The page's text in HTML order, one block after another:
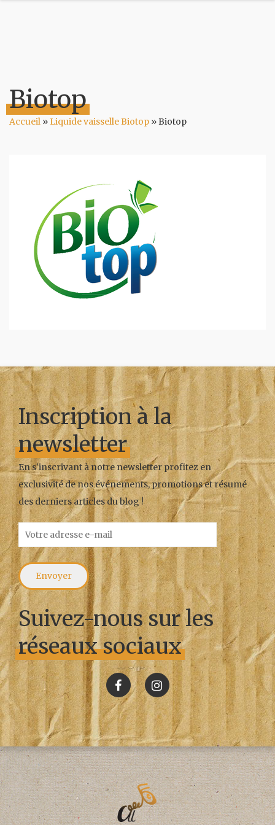
Biotop
Accueil » Liquide vaisselle Biotop »Biotop
Inscription à la
newsletter
En s'inscrivant à notre newsletter profitez en
exclusivité de nos événements, promotions et résumé
des derniers articles du blog !
Suivez-nous sur les
réseaux sociaux